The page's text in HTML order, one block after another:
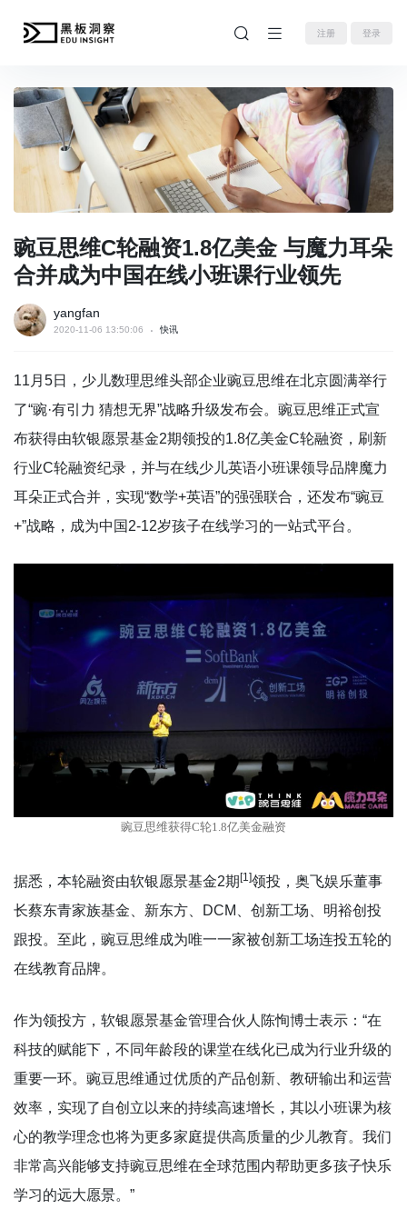
注册 登录
豌豆思维C轮融资1.8亿美金 与魔力耳朵
合并成为中国在线小班课行业领先
yangfan
2020-11-06 13:50:06 快讯
11月5日，少儿数理思维头部企业豌豆思维在北京圆满举行
了“豌·有引力 猜想无界”战略升级发布会。豌豆思维正式宣
布获得由软银愿景基金2期领投的1.8亿美金C轮融资，刷新
行业C轮融资纪录，并与在线少儿英语小班课领导品牌魔力
耳朵正式合并，实现“数学+英语”的强强联合，还发布“豌豆
+”战略，成为中国2-12岁孩子在线学习的一站式平台。
豌豆思维获得C轮1.8亿美金融资
据悉，本轮融资由软银愿景基金2期 [1]领投，奥飞娱乐董事
长蔡东青家族基金、新东方、DCM、创新工场、明裕创投
跟投。至此，豌豆思维成为唯一一家被创新工场连投五轮的
在线教育品牌。
作为领投方，软银愿景基金管理合伙人陈恂博士表示：“在
科技的赋能下，不同年龄段的课堂在线化已成为行业升级的
重要一环。豌豆思维通过优质的产品创新、教研输出和运营
效率，实现了自创立以来的持续高速增长，其以小班课为核
心的教学理念也将为更多家庭提供高质量的少儿教育。我们
非常高兴能够支持豌豆思维在全球范围内帮助更多孩子快乐
学习的远大愿景。”